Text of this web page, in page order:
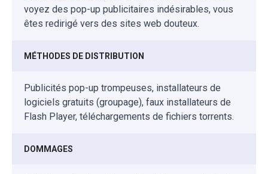
voyez des pop-up publicitaires indésirables, vous
êtes redirigé vers des sites web douteux.
MÉTHODES DE DISTRIBUTION
Publicités pop-up trompeuses, installateurs de
logiciels gratuits (groupage), faux installateurs de
Flash Player, téléchargements de fichiers torrents.
DOMMAGES